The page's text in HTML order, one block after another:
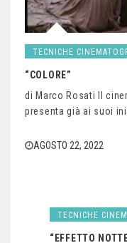
TECNICHE
“COLORE”
di Marco Rosati Il
presenta già ai suoi
AGOSTO 22, 2022
TECNICHE
“EFFETTO